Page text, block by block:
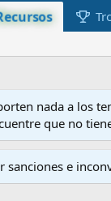
nada a los
que no
e